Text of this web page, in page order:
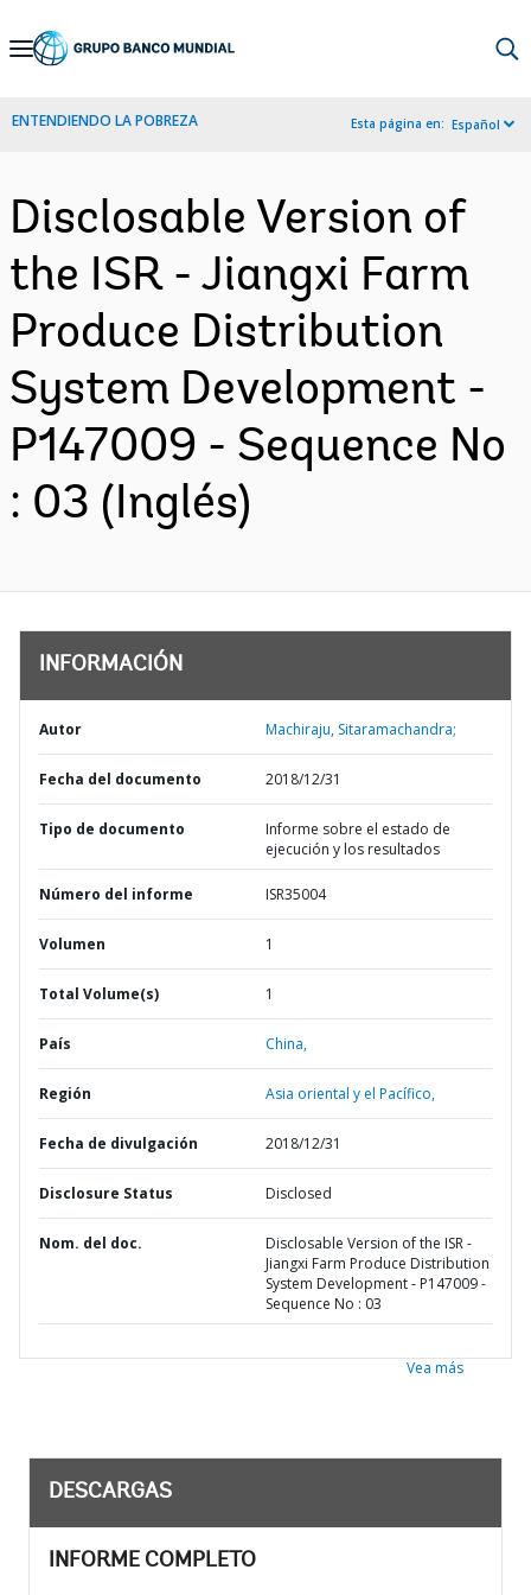
Skip
Navigation
ENTENDIENDO LA POBREZA Esta página en: Español
Disclosable Version of
the ISR - Jiangxi Farm
Produce Distribution
System Development -
P147009 - Sequence No
: 03 (Inglés)
INFORMACIÓN
Autor Machiraju, Sitaramachandra;
Fecha del documento 2018/12/31
Tipo de documento
Informe sobre el estado de
ejecución y los resultados
Número del informe ISR35004
Volumen 1
Total Volume(s) 1
País China,
Región Asia oriental y el Pacífico,
Fecha de divulgación 2018/12/31
Disclosure Status Disclosed
Nom. del doc.
Disclosable Version of the ISR -
Jiangxi Farm Produce Distribution
System Development - P147009 -
Sequence No : 03
Vea más
DESCARGAS
INFORME COMPLETO